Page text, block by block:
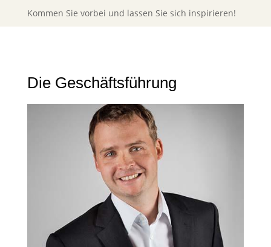
Kommen Sie vorbei und lassen Sie sich inspirieren!
Die Geschäftsführung